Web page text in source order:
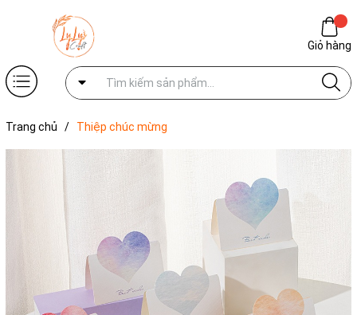
Giỏ hàng
Trang chủ / Thiệp chúc mừng